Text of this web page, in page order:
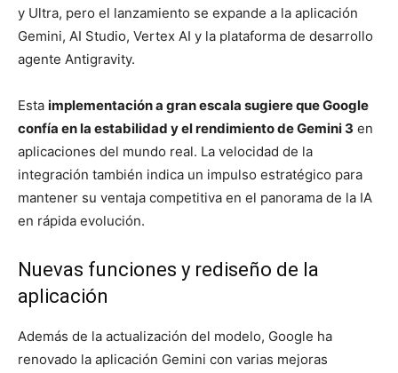
y Ultra, pero el lanzamiento se expande a la aplicación
Gemini, AI Studio, Vertex AI y la plataforma de desarrollo
agente Antigravity.
Esta implementación a gran escala sugiere que Google
confía en la estabilidad y el rendimiento de Gemini 3 en
aplicaciones del mundo real. La velocidad de la
integración también indica un impulso estratégico para
mantener su ventaja competitiva en el panorama de la IA
en rápida evolución.
Nuevas funciones y rediseño de la
aplicación
Además de la actualización del modelo, Google ha
renovado la aplicación Gemini con varias mejoras